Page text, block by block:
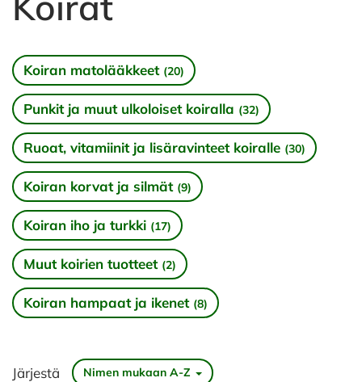
Koiran matolääkkeet (20)
Punkit ja muut ulkoloiset koiralla (32)
Ruoat, vitamiinit ja lisäravinteet koiralle (30)
Koiran korvat ja silmät (9)
Koiran iho ja turkki (17)
Muut koirien tuotteet (2)
Koiran hampaat ja ikenet (8)
Järjestä Nimen mukaan A-Z